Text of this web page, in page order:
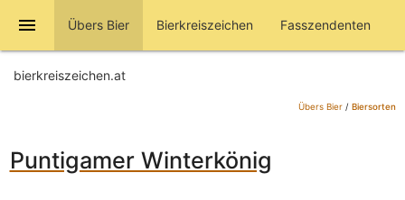
menu Übers Bier Bierkreiszeichen Fasszendenten
bierkreiszeichen.at
Übers Bier/ Biersorten
Puntigamer Winterkönig